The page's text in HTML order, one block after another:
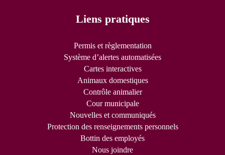
Liens pratiques
Permis et règlementation
Système d’alertes automatisées
Cartes interactives
Animaux domestiques
Contrôle animalier
Cour municipale
Nouvelles et communiqués
Protection des renseignements personnels
Bottin des employés
Nous joindre